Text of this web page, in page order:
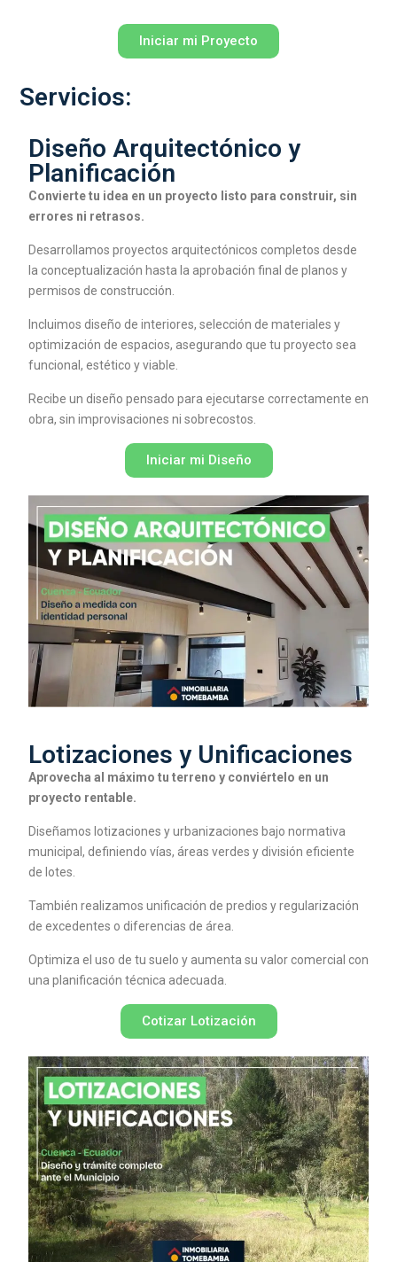
Iniciar mi Proyecto
Servicios:
Diseño Arquitectónico y
Planificación
Convierte tu idea en un proyecto listo para construir, sin
errores ni retrasos.
Desarrollamos proyectos arquitectónicos completos desde
la conceptualización hasta la aprobación final de planos y
permisos de construcción.
Incluimos diseño de interiores, selección de materiales y
optimización de espacios, asegurando que tu proyecto sea
funcional, estético y viable.
Recibe un diseño pensado para ejecutarse correctamente en
obra, sin improvisaciones ni sobrecostos.
Iniciar mi Diseño
Lotizaciones y Unificaciones
Aprovecha al máximo tu terreno y conviértelo en un
proyecto rentable.
Diseñamos lotizaciones y urbanizaciones bajo normativa
municipal, definiendo vías, áreas verdes y división eficiente
de lotes.
También realizamos unificación de predios y regularización
de excedentes o diferencias de área.
Optimiza el uso de tu suelo y aumenta su valor comercial con
una planificación técnica adecuada.
Cotizar Lotización